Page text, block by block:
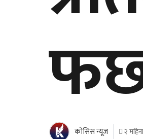
काेसिस न्यूज २